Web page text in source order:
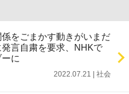
をごまかす動きがいまだ
言自粛を要求、NHKで
に
2022.07.21 | 社会